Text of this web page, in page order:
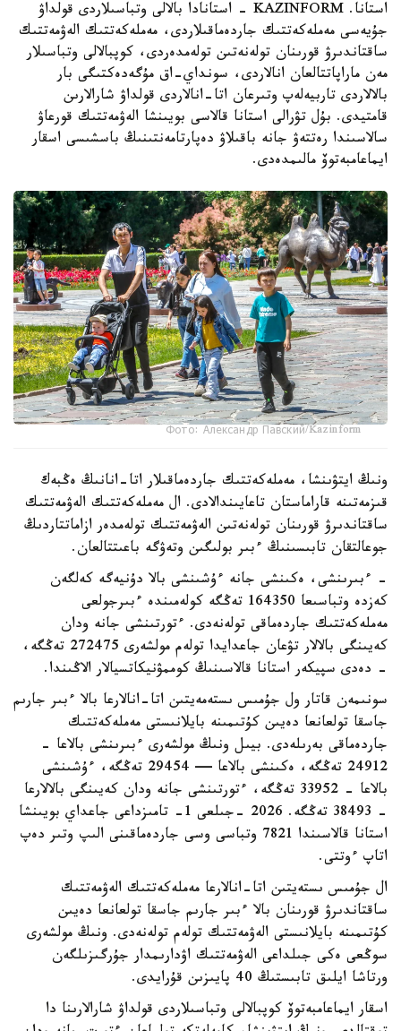
استانا. KAZINFORM - استانادا بالالى وتباسىلاردى قولداۋ
جۇيەسى مەملەكەتتىك جاردەماقىلاردى، مەملەكەتتىك الەۋمەتتىك
ساقتاندىرۋ قورىنان تولەنەتىن تولەمدەردى، كوپبالالى وتباسىلار
مەن ماراپاتتالعان انالاردى، سونداي-اق مۇگەدەكتىگى بار
بالالاردى تاربيەلەپ وتىرعان اتا-انالاردى قولداۋ شارالارىن
قامتيدى. بۇل تۋرالى استانا قالاسى بويىنشا الەۋمەتتىك قورعاۋ
سالاسىندا رەتتەۋ جانە باقىلاۋ دەپارتامەنتىنىڭ باسشىسى اسقار
ايماعامبەتوۆ مالىمدەدى.
Фото: Александр Павский/Kazinform
ونىڭ ايتۋىنشا، مەملەكەتتىك جاردەماقىلار اتا-انانىڭ ەڭبەك
قىزمەتىنە قاراماستان تاعايىندالادى. ال مەملەكەتتىك الەۋمەتتىك
ساقتاندىرۋ قورىنان تولەنەتىن الەۋمەتتىك تولەمدەر ازاماتتاردىڭ
جوعالتقان تابىسىنىڭ ءبىر بولىگىن وتەۋگە باعىتتالعان.
- ءبىرىنشى، ەكىنشى جانە ءۇشىنشى بالا دۇنيەگە كەلگەن
كەزدە وتباسىعا 164350 تەڭگە كولەمىندە ءبىرجولعى
مەملەكەتتىك جاردەماقى تولەنەدى. ءتورتىنشى جانە ودان
كەيىنگى بالالار تۋعان جاعدايدا تولەم مولشەرى 272475 تەڭگە،
- دەدى سپيكەر استانا قالاسىنىڭ كوممۋنيكاتسيالار الاڭىندا.
سونىمەن قاتار ول جۇمىس ىستەمەيتىن اتا-انالارعا بالا ءبىر جارىم
جاسقا تولعانعا دەيىن كۇتىمىنە بايلانىستى مەملەكەتتىك
جاردەماقى بەرىلەدى. بيىل ونىڭ مولشەرى ءبىرىنشى بالاعا -
24912 تەڭگە، ەكىنشى بالاعا — 29454 تەڭگە، ءۇشىنشى
بالاعا - 33952 تەڭگە، ءتورتىنشى جانە ودان كەيىنگى بالالارعا
- 38493 تەڭگە. 2026 -جىلعى 1- تامىزداعى جاعداي بويىنشا
استانا قالاسىندا 7821 وتباسى وسى جاردەماقىنى الىپ وتىر دەپ
اتاپ ءوتتى.
ال جۇمىس ىستەيتىن اتا-انالارعا مەملەكەتتىك الەۋمەتتىك
ساقتاندىرۋ قورىنان بالا ءبىر جارىم جاسقا تولعانعا دەيىن
كۇتىمىنە بايلانىستى الەۋمەتتىك تولەم تولەنەدى. ونىڭ مولشەرى
سوڭعى ەكى جىلداعى الەۋمەتتىك اۋدارىمدار جۇرگىزىلگەن
ورتاشا ايلىق تابىستىڭ 40 پايىزىن قۇرايدى.
اسقار ايماعامبەتوۆ كوپبالالى وتباسىلاردى قولداۋ شارالارىنا دا